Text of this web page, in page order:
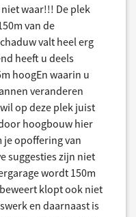
waar!!! De plek
van de
valt heel erg
heeft u deels
hoogEn waarin u
veranderen
op deze plek juist
hoogbouw hier
je opoffering van
suggesties zijn niet
wordt 150m
klopt ook niet
en daarnaast is